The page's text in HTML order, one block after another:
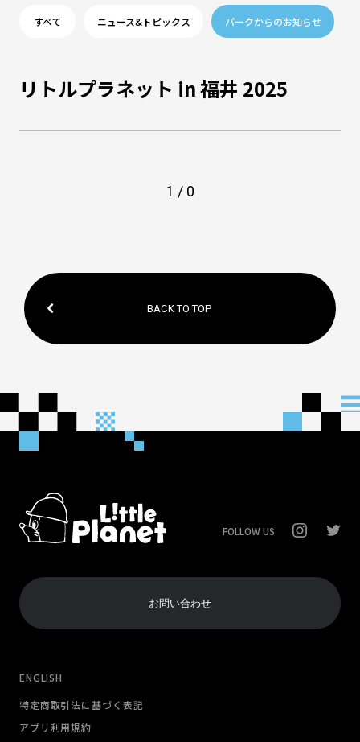
すべて ニュース&トピックス パークからのお知らせ
リトルプラネット in 福井 2025
1 / 0
BACK TO TOP
FOLLOW US
お問い合わせ
ENGLISH
特定商取引法に基づく表記
アプリ利用規約